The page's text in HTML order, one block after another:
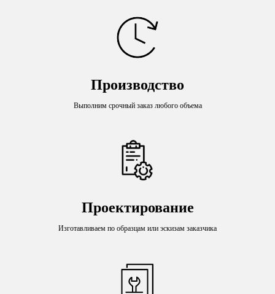
Производство
Выполним срочный заказ любого объема
Проектирование
Изготавливаем по образцам или эскизам заказчика